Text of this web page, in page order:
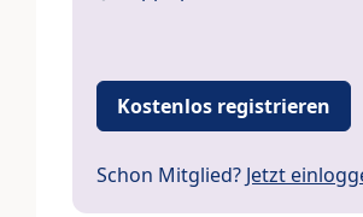
Kostenlos registrieren
Schon Mitglied? Jetzt